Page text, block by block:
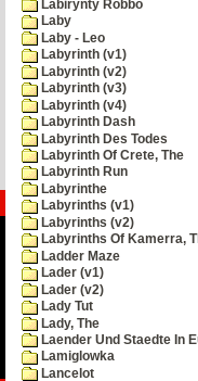
Labirynty Robbo
Laby
Laby - Leo
Labyrinth (v1)
Labyrinth (v2)
Labyrinth (v3)
Labyrinth (v4)
Labyrinth Dash
Labyrinth Des Todes
Labyrinth Of Crete, The
Labyrinth Run
Labyrinthe
Labyrinths (v1)
Labyrinths (v2)
Labyrinths Of Kamerra,
Ladder Maze
Lader (v1)
Lader (v2)
Lady Tut
Lady, The
Laender Und Staedte In
Lamiglowka
Lancelot